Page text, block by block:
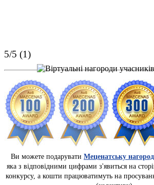
5/5 (1)
Ви можете подарувати Меценатську
яка з відповідними цифрами з'явиться на
конкурсу, а кошти працюватимуть на